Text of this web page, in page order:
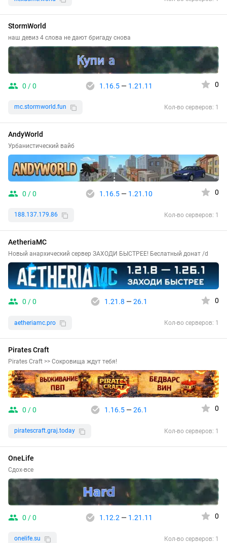
StormWorld
наш девиз 4 слова не дают бригаду снова
0 / 0 1.16.5— 1.21.11 0
mc.stormworld.fun Кол-во серверов: 1
AndyWorld
Урбанистический вайб
0 / 0 1.16.5— 1.21.10 0
188.137.179.86 Кол-во серверов: 1
AetheriaMC
Новый анархический сервер ЗАХОДИ БЫСТРЕЕ! Беслатный донат /d
0 / 0 1.21.8 — 26.1 0
aetheriamc.pro Кол-во серверов: 1
Pirates Craft
Pirates Craft >> Сокровища ждут тебя!
0 / 0 1.16.5— 26.1 0
piratescraft.graj.today Кол-во серверов: 1
OneLife
Сдох-все
0 / 0 1.12.2 — 1.21.11 0
onelife.su Кол-во серверов: 1